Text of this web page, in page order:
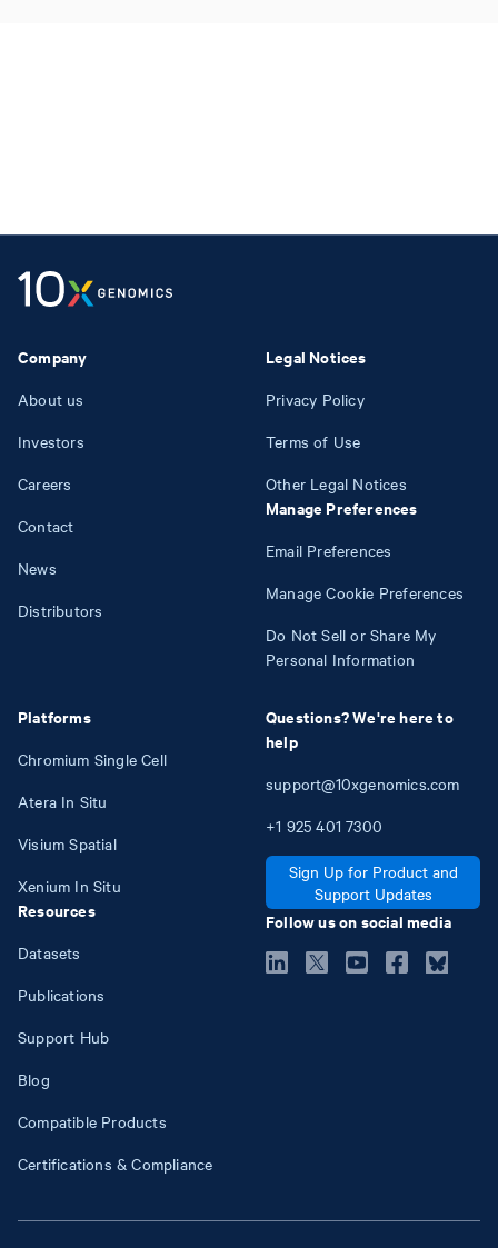
Company
About us
Investors
Careers
Contact
News
Distributors
Platforms
Chromium Single Cell
Atera In Situ
Visium Spatial
Xenium In Situ
Resources
Datasets
Publications
Support Hub
Blog
Compatible Products
Certifications & Compliance
Legal Notices
Privacy Policy
Terms of Use
Other Legal Notices
Manage Preferences
Email Preferences
Manage Cookie Preferences
Do Not Sell or Share My
Personal Information
Questions? We're here to
help
support@10xgenomics.com
+1 925 401 7300
Sign Up for Product and
Support Updates
Follow us on social media